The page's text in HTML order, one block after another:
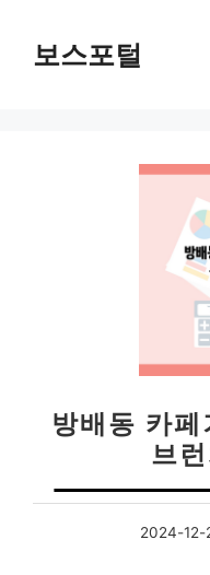
보스포털
방배동 카페
브
2024-12-